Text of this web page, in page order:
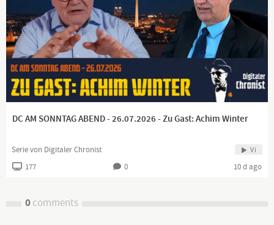
DC AM SONNTAG ABEND - 26.07.2026 - Zu Gast: Achim Winter
Serie von Digitaler Chronist Vi
177 0 10 d ago
0comments